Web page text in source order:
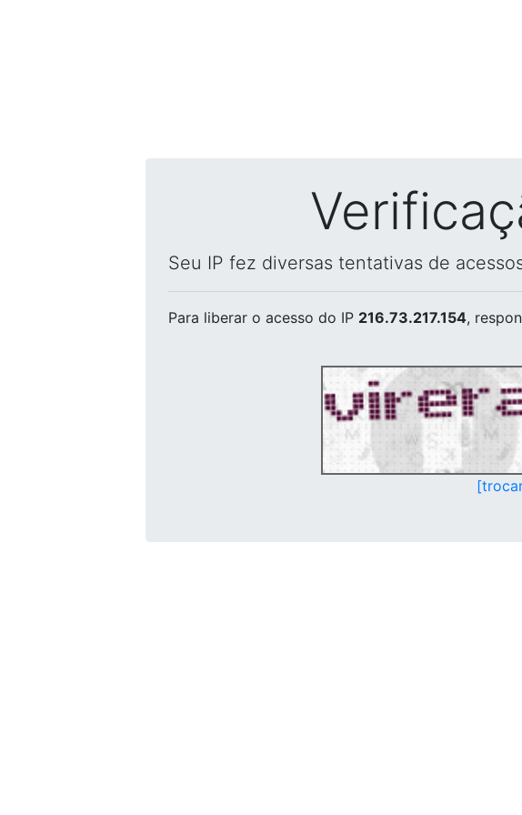
Seu IP fez diversas tentativas de
Para liberar o acesso do IP 216.73.217.154,